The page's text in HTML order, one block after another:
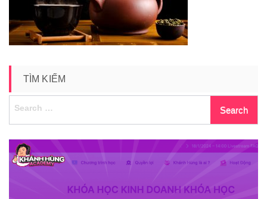
TÌM KIẾM
Search